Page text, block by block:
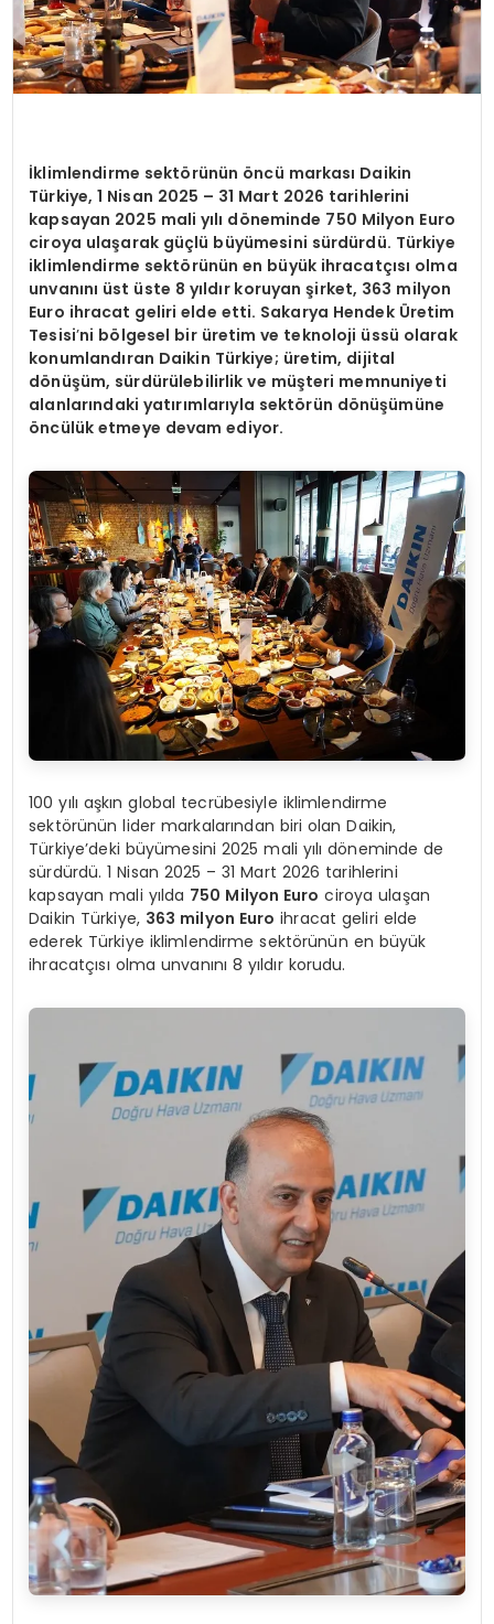
İklimlendirme sektörünün öncü markası Daikin
Türkiye, 1 Nisan 2025 – 31 Mart 2026 tarihlerini
kapsayan 2025 mali yılı döneminde 750 Milyon Euro
ciroya ulaşarak güçlü büyümesini sürdürdü. Türkiye
iklimlendirme sektörünün en büyük ihracatçısı olma
unvanını üst üste 8 yıldır koruyan şirket, 363 milyon
Euro ihracat geliri elde etti. Sakarya Hendek Üretim
Tesisi’ni bölgesel bir üretim ve teknoloji üssü olarak
konumlandıran Daikin Türkiye; üretim, dijital
dönüşüm, sürdürülebilirlik ve müşteri memnuniyeti
alanlarındaki yatırımlarıyla sektörün dönüşümüne
öncülük etmeye devam ediyor.
100 yılı aşkın global tecrübesiyle iklimlendirme
sektörünün lider markalarından biri olan Daikin,
Türkiye’deki büyümesini 2025 mali yılı döneminde de
sürdürdü. 1 Nisan 2025 – 31 Mart 2026 tarihlerini
kapsayan mali yılda 750 Milyon Euro ciroya ulaşan
Daikin Türkiye, 363 milyon Euro ihracat geliri elde
ederek Türkiye iklimlendirme sektörünün en büyük
ihracatçısı olma unvanını 8 yıldır korudu.